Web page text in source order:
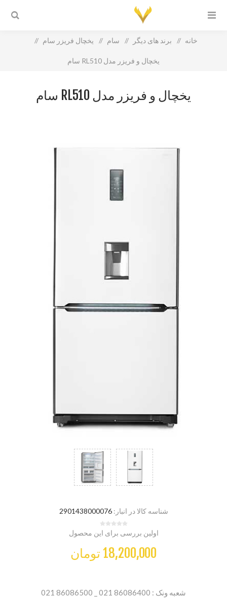
خانه / برند های دیگر / سام / یخچال فریزر سام /
یخچال و فریزر مدل RL510 سام
یخچال و فریزر مدل RL510 سام
شناسه کالا در انبار: 2901438000076
اولین بررسی برای این محصول
18,200,000 تومان
شعبه ونک : 86086400 021 _ 86086500 021